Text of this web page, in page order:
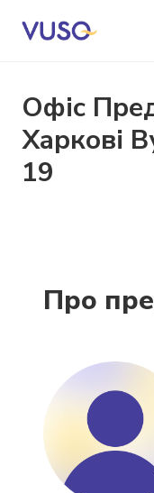
Офіс
Харкові
19
Про